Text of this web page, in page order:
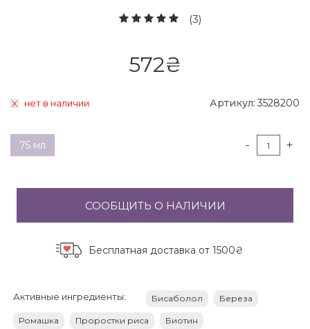
(3)
572₴
нет в наличии Артикул: 3528200
75 мл - +
СООБЩИТЬ О НАЛИЧИИ
Бесплатная доставка от 1500₴
Активные ингредиенты: Бисаболол Береза
Ромашка Проростки риса Биотин